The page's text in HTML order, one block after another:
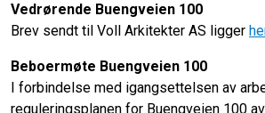
Vedrørende Buengveien 100
Brev sendt til Voll Arkitekter AS ligger
Beboermøte Buengveien 100
I forbindelse med igangsettelsen av
reguleringsplanen for Buengveien 100